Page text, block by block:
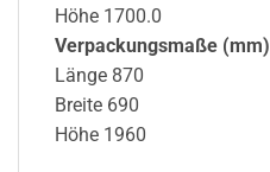
Höhe 1700.0
Verpackungsmaße (mm)
Länge 870
Breite 690
Höhe 1960